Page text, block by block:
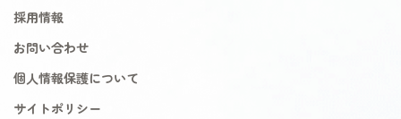
採用情報
お問い合わせ
個人情報保護について
サイトポリシー